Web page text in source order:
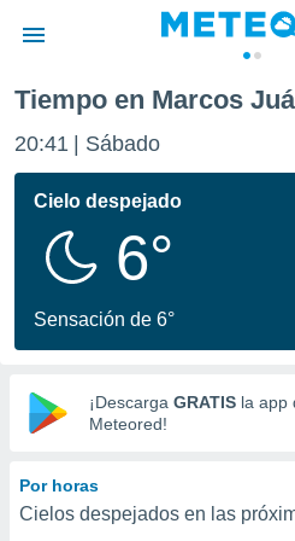
de
ha
calidad.
a este
las
y
digital
basada
Tiempo en Marcos
20:42 Sábado
Cielo despejado
6°
Sensación de 6°
¡Descarga GRATIS la app
Meteored!
Por horas
Cielos despejados en las